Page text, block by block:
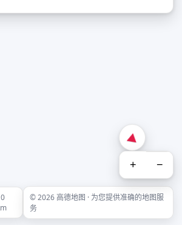
+ −
© 2026 高德地图 · 为您提供准确的地图服
务